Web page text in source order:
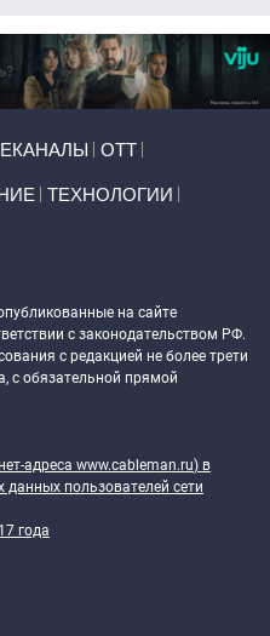
ОТТ
ТЕХНОЛОГИИ
на сайте
с законодательством РФ.
с редакцией не более трети
с обязательной прямой
адреса www.cableman.ru) в
пользователей сети
года